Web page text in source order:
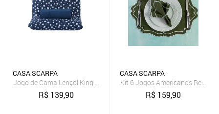
CASA SCARPA
Jogo de Cama Lençol King Poá 100% Algodão Azul Marinho
R$ 139,90
CASA SCARPA
Kit 6 Jogos Americanos
R$ 159,90